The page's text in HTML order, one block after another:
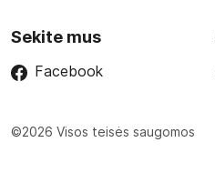
Sekite mus
Facebook
©2026 Visos teisės saugomos